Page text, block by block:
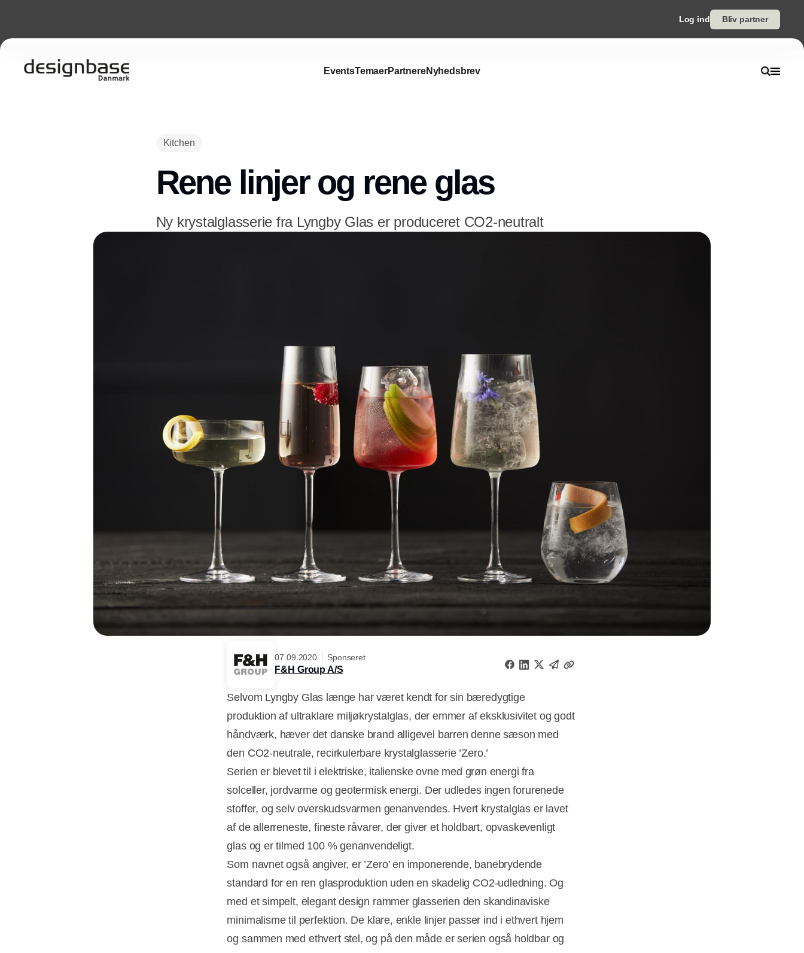
Log ind Bliv partner
EventsTemaerPartnereNyhedsbrev
Kitchen
Rene linjer og rene glas
Ny krystalglasserie fra Lyngby Glas er produceret CO2-neutralt
07.09.2020 Sponseret
F&H Group A/S
Selvom Lyngby Glas længe har været kendt for sin bæredygtige
produktion af ultraklare miljøkrystalglas, der emmer af eksklusivitet og godt
håndværk, hæver det danske brand alligevel barren denne sæson med
den CO2-neutrale, recirkulerbare krystalglasserie ’Zero.’
Serien er blevet til i elektriske, italienske ovne med grøn energi fra
solceller, jordvarme og geotermisk energi. Der udledes ingen forurenede
stoffer, og selv overskudsvarmen genanvendes. Hvert krystalglas er lavet
af de allerreneste, fineste råvarer, der giver et holdbart, opvaskevenligt
glas og er tilmed 100 % genanvendeligt.
Som navnet også angiver, er ’Zero’ en imponerende, banebrydende
standard for en ren glasproduktion uden en skadelig CO2-udledning. Og
med et simpelt, elegant design rammer glasserien den skandinaviske
minimalisme til perfektion. De klare, enkle linjer passer ind i ethvert hjem
og sammen med ethvert stel, og på den måde er serien også holdbar og